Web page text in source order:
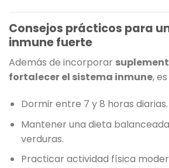
Consejos prácticos para
inmune fuerte
Además de incorporar
fortalecer el sistema inmune,
Dormir entre 7 y 8 horas diarias.
Mantener una dieta
verduras.
Practicar actividad física